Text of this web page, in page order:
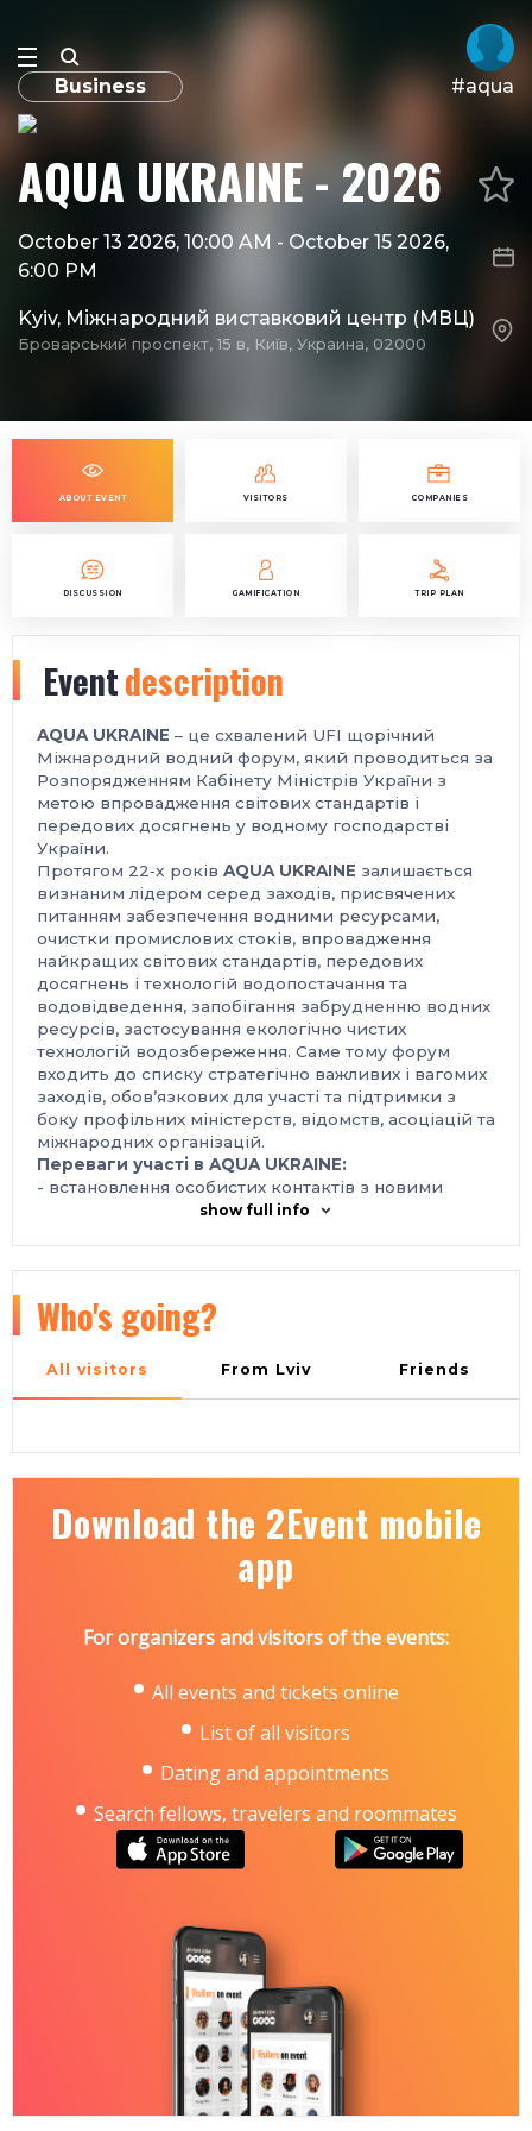
Business #aqua
AQUA UKRAINE - 2026
October 13 2026, 10:00 AM - October 15 2026,
6:00 PM
Kyiv, Міжнародний виставковий центр (МВЦ)
Броварський проспект, 15 в, Київ, Украина, 02000
ABOUT EVENT VISITORS COMPANIES
DISCUSSION GAMIFICATION TRIP PLAN
Eventdescription
AQUA UKRAINE – це схвалений UFI щорічний
Міжнародний водний форум, який проводиться за
Розпорядженням Кабінету Міністрів України з
метою впровадження світових стандартів і
передових досягнень у водному господарстві
України.
Протягом 22‑x років AQUA UKRAINE залишається
визнаним лідером серед заходів, присвячених
питанням забезпечення водними ресурсами,
очистки промислових стоків, впровадження
найкращих світових стандартів, передових
досягнень і технологій водопостачання та
водовідведення, запобігання забрудненню водних
ресурсів, застосування екологічно чистих
технологій водозбереження. Саме тому форум
входить до списку стратегічно важливих і вагомих
заходів, обов’язкових для участі та підтримки з
боку профільних міністерств, відомств, асоціацій та
міжнародних організацій.
Переваги участі в AQUA UKRAINE:
- встановлення особистих контактів з новими
потенційними клієнтами, продуктивні переговори,
органами влади;
- демонстрація конкурентоспроможності та
- збільшення впізнаваності вашої торгової марки;
Україна, м. Київ, Міжнародний виставковий центр,
«Лівобережна»
тел.: +38 050 403-66-91, +38 050 770-36-75
e‑mail: expert@iec-expo.com.ua, 2018@iec-
https://www.iec-expo.com.ua/aqua-2026.html
show full info
Who's going?
All visitors From Lviv Friends
Download the 2Event mobile
app
For organizers and visitors of the events:
All events and tickets online
List of all visitors
Dating and appointments
Search fellows, travelers and roommates